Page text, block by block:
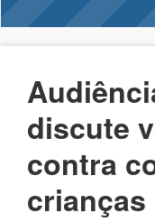
discute
contra
crianças